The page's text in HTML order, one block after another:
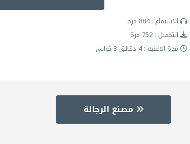
الاستماع : 884 مرة
التحميل : 752 مرة
مدة الاغنية : 4 دقائق 3 ثواني
مصنع الرجالة